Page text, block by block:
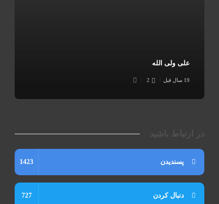
علی ولی الله
19 سال قبل 2
پسندیدن 1423
دنبال کردن 727